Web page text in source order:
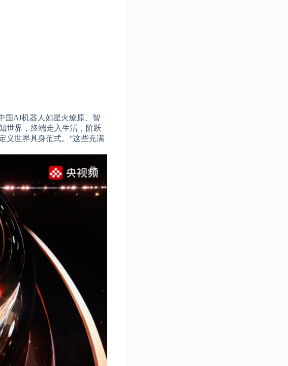
国AI机器人如星火燎原、智
世界，终端走入生活，阶跃
义世界具身范式。”这些充满